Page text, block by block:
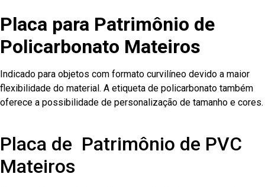
Placa para Patrimônio de
Policarbonato Mateiros
Indicado para objetos com formato curvilíneo devido a maior
flexibilidade do material. A etiqueta de policarbonato também
oferece a possibilidade de personalização de tamanho e cores.
Placa de Patrimônio de PVC
Mateiros